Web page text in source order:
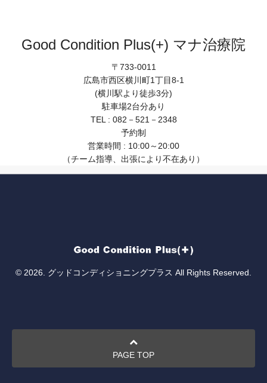
Good Condition Plus(+) マナ治療院
〒733-0011
広島市西区横川町1丁目8-1
(横川駅より徒歩3分)
駐車場2台分あり
TEL : 082－521－2348
予約制
営業時間 : 10:00～20:00
（チーム指導、出張により不在あり）
© 2026. グッドコンディショニングプラス All Rights Reserved.
PAGE TOP